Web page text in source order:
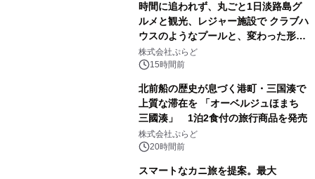
時間に追われず、丸ごと1日淡路島グ
ルメと観光、レジャー施設で クラブハ
ウスのようなプールと、変わった形の
サウナも 「THE BOXY AWAJI」のお
得な素泊まり連泊プランで
株式会社ぷらど
15時間前
北前船の歴史が息づく港町・三国湊で
上質な滞在を 「オーベルジュほまち
三國湊」 1泊2食付の旅行商品を発売
株式会社ぷらど
20時間前
スマートなカニ旅を提案。最大